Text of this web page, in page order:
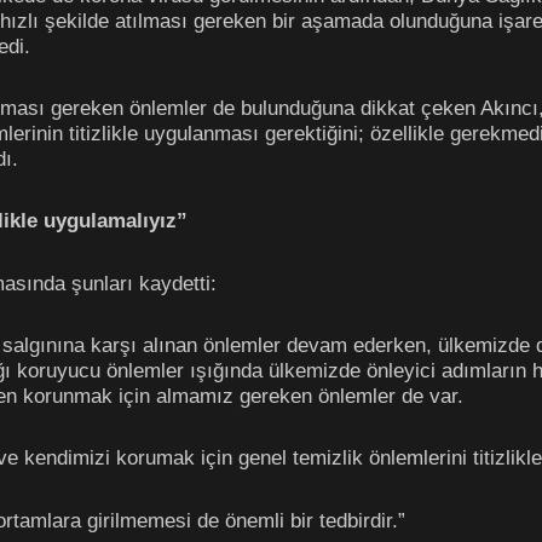
hızlı şekilde atılması gereken bir aşamada olunduğuna
gereken önlemler de bulunduğuna dikkat çeken
titizlikle uygulanması gerektiğini; özellikle
uygulamalıyız”
şunları kaydetti:
karşı alınan önlemler devam ederken,
koruyucu önlemler ışığında ülkemizde önleyici
korunmak için almamız gereken önlemler de var.
kendimizi korumak için genel temizlik önlemlerini
girilmemesi de önemli bir tedbirdir.”